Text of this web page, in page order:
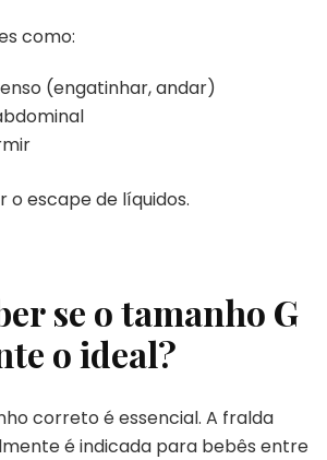
como:
(engatinhar, andar)
escape de líquidos.
se o tamanho G
o ideal?
correto é essencial. A fralda
é indicada para bebês entre